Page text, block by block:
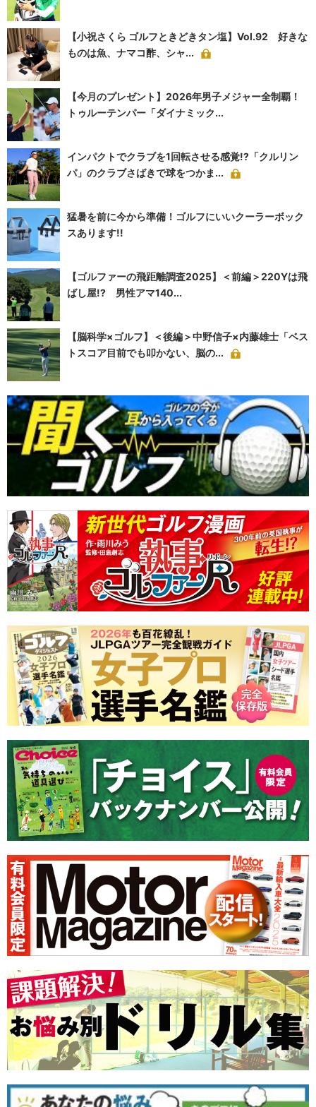
【小祝さくら ゴルフときどきタン塩】Vol.92 好きな
ものは魚、ナマコ酢、シャ...
【今月のプレゼント】2026年男子メジャー全制覇！
トゥルーテンパー「ダイナミック...
インパクトでクラブを1回転させる感覚!?「クルリン
パ」のクラブさばきで球をつかま...
猛暑を前に今から準備！ゴルフにいいクーラーボック
スあります!!
【ゴルファーの飛距離調査2025】＜前編＞220Yは飛
ばし屋!? 男性アマ140...
【脳科学×ゴルフ】＜後編＞中野信子×内藤雄士「ベス
トスコア目前でも叩かない、脳の...